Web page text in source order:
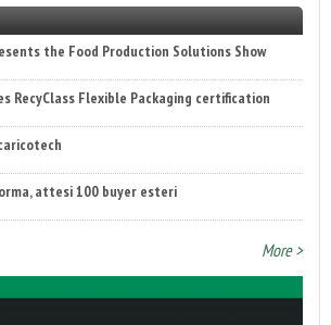
the Food Production Solutions Show
RecyClass Flexible Packaging certification
attesi 100 buyer esteri
More >